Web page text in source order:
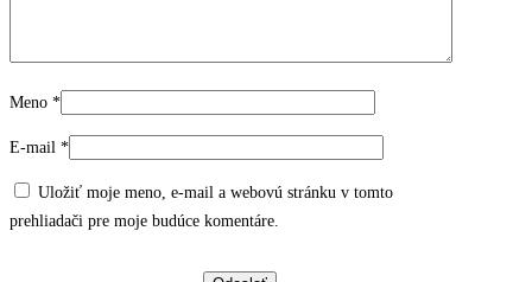
Meno *
E-mail *
Uložiť moje meno, e-mail a webovú stránku v tomto
prehliadači pre moje budúce komentáre.